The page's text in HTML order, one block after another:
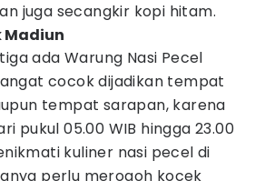
juga secangkir kopi hitam.
Madiun
ada Warung Nasi Pecel
cocok dijadikan tempat
tempat sarapan, karena
pukul 05.00 WIB hingga 23.00
kuliner nasi pecel di
perlu merogoh kocek